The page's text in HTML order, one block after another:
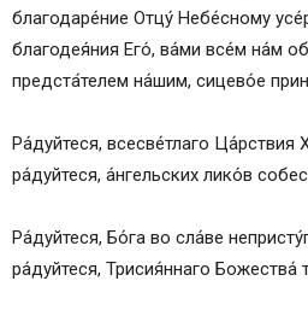
благодаре́ние Отцу́ Небе́сному
благодея́ния Его́, ва́ми все́м на́м
предста́телем на́шим, сицево́е
Ра́дуйтеся, всесве́тлаго Ца́рствия
ра́дуйтеся, а́нгельских лико́в
Ра́дуйтеся, Бо́га во сла́ве
ра́дуйтеся, Трисия́ннаго Божества́